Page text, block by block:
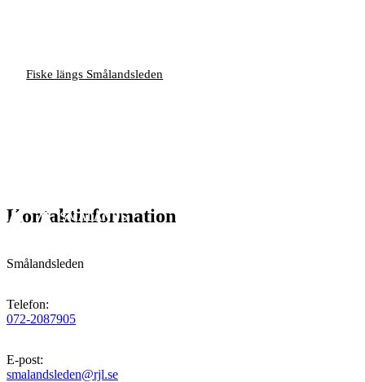
Fiske längs Smålandsleden
Kontaktinformation
Smålandsleden
Telefon:
072-2087905
E-post:
smalandsleden@rjl.se